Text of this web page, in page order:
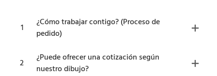
1
¿Cómo trabajar contigo? (Proceso de
pedido)
2
¿Puede ofrecer una cotización según
nuestro dibujo?